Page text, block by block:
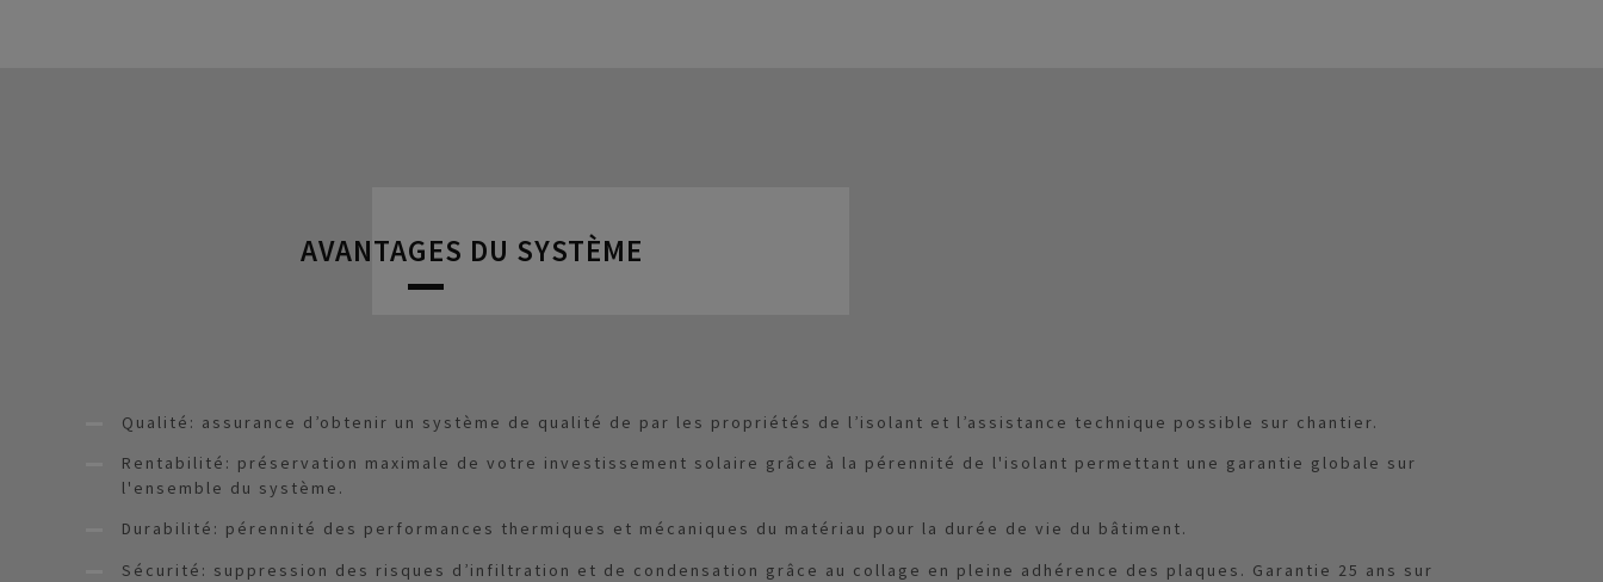
AVANTAGES DU SYSTÈME
Qualité: assurance d’obtenir un système de qualité de par les propriétés de l’isolant et l’assistance technique possible sur chantier.
Rentabilité: préservation maximale de votre investissement solaire grâce à la pérennité de l'isolant permettant une garantie globale sur
l'ensemble du système.
Durabilité: pérennité des performances thermiques et mécaniques du matériau pour la durée de vie du bâtiment.
Sécurité: suppression des risques d’infiltration et de condensation grâce au collage en pleine adhérence des plaques. Garantie 25 ans sur